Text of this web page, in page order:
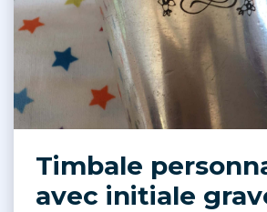
Timbale
avec initiale